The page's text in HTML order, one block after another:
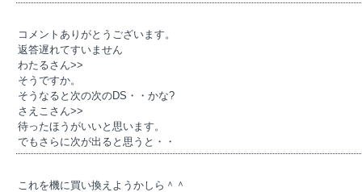
コメントありがとうございます。
返答遅れてすいません
わたるさん>>
そうですか。
そうなると次の次のDS・・かな?
さえこさん>>
待ったほうがいいと思います。
でもさらに次が出ると思うと・・
これを機に買い換えようかしら＾＾